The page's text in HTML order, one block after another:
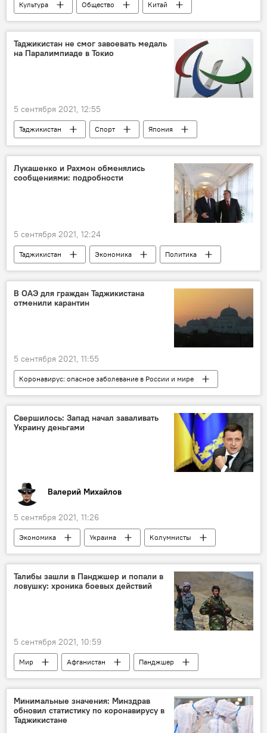
Культура Общество
Китай
Колумнисты
Знаменитости
Таджикистан не смог завоевать медаль
на Паралимпиаде в Токио
5 сентября 2021, 12:55
Таджикистан Спорт
Япония
Паралимпиада
Лукашенко и Рахмон обменялись
сообщениями: подробности
5 сентября 2021, 12:24
Таджикистан Экономика
Политика
Беларусь
В ОАЭ для граждан Таджикистана
отменили карантин
5 сентября 2021, 11:55
Коронавирус: опасное заболевание в России и мире
Таджикистан
ОАЭ
коронавирус
Туризм
Свершилось: Запад начал заваливать
Украину деньгами
Валерий Михайлов
5 сентября 2021, 11:26
Экономика Украина
Колумнисты
Мир
Талибы зашли в Панджшер и попали в
ловушку: хроника боевых действий
5 сентября 2021, 10:59
Мир Афганистан
Панджшер
война
талибы
Минимальные значения: Минздрав
обновил статистику по коронавирусу в
Таджикистане